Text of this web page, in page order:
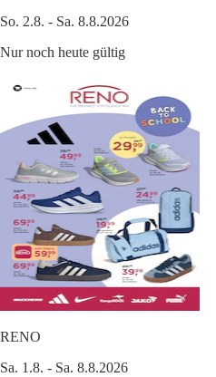
So. 2.8. - Sa. 8.8.2026
Nur noch heute gültig
RENO
Sa. 1.8. - Sa. 8.8.2026